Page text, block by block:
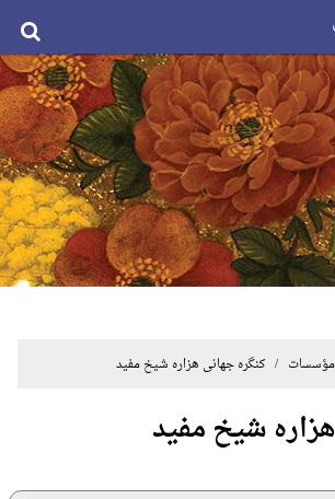
/ کنگره جهانی هزاره شیخ مفید
شیخ مفید